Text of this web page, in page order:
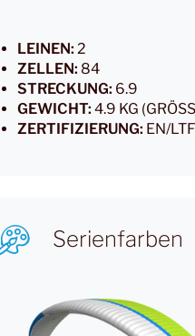
LEINEN: 2
ZELLEN: 84
STRECKUNG: 6.9
GEWICHT: 4.9 KG
ZERTIFIZIERUNG: EN/
Serienfarben